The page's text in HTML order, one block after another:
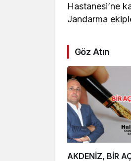
Hastanesi’ne
Jandarma
Göz Atın
AKDENİZ, BİR